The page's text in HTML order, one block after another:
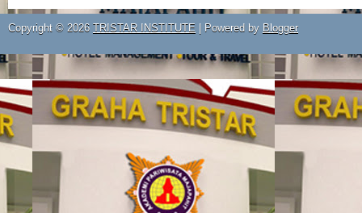
Copyright © 2026 TRISTAR INSTITUTE | Powered by Blogger